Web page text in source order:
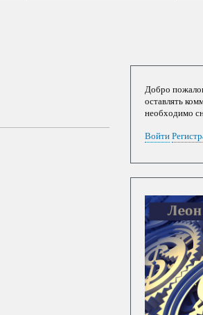
Добро
оставлять
необходимо
Войти